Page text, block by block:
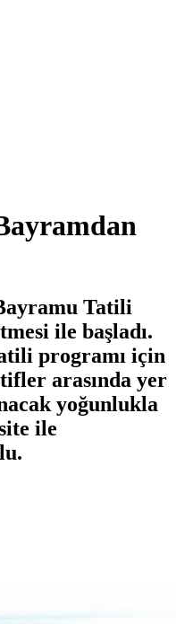
Tatili
ile başladı.
programı için
arasında yer
yoğunlukla
ile